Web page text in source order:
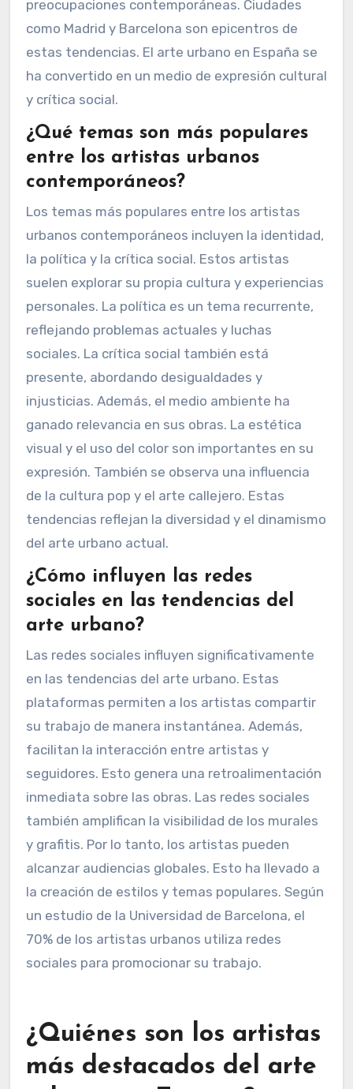
preocupaciones contemporáneas. Ciudades
como Madrid y Barcelona son epicentros de
estas tendencias. El arte urbano en España se
ha convertido en un medio de expresión cultural
y crítica social.
¿Qué temas son más populares
entre los artistas urbanos
contemporáneos?
Los temas más populares entre los artistas
urbanos contemporáneos incluyen la identidad,
la política y la crítica social. Estos artistas
suelen explorar su propia cultura y experiencias
personales. La política es un tema recurrente,
reflejando problemas actuales y luchas
sociales. La crítica social también está
presente, abordando desigualdades y
injusticias. Además, el medio ambiente ha
ganado relevancia en sus obras. La estética
visual y el uso del color son importantes en su
expresión. También se observa una influencia
de la cultura pop y el arte callejero. Estas
tendencias reflejan la diversidad y el dinamismo
del arte urbano actual.
¿Cómo influyen las redes
sociales en las tendencias del
arte urbano?
Las redes sociales influyen significativamente
en las tendencias del arte urbano. Estas
plataformas permiten a los artistas compartir
su trabajo de manera instantánea. Además,
facilitan la interacción entre artistas y
seguidores. Esto genera una retroalimentación
inmediata sobre las obras. Las redes sociales
también amplifican la visibilidad de los murales
y grafitis. Por lo tanto, los artistas pueden
alcanzar audiencias globales. Esto ha llevado a
la creación de estilos y temas populares. Según
un estudio de la Universidad de Barcelona, el
70% de los artistas urbanos utiliza redes
sociales para promocionar su trabajo.